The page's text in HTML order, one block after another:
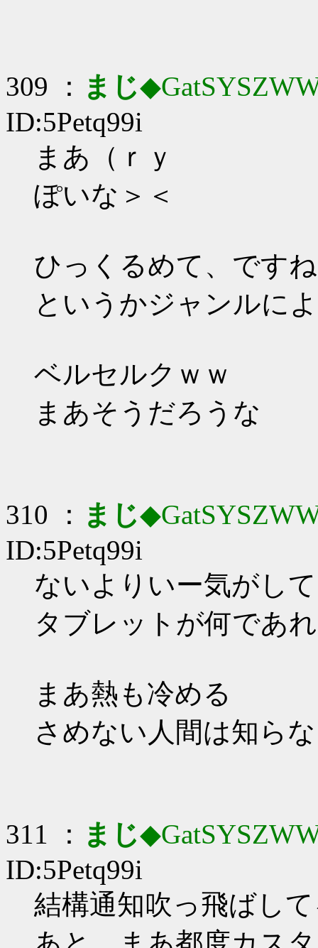
309 ： まじ
ID:5Petq99i
まあ（ｒｙ
ぽいな＞＜
ひっくるめて、ですね
というかジャンルに
ベルセルクｗｗ
まあそうだろうな
310 ： まじ
ID:5Petq99i
ないよりいー気がし
タブレットが何であ
まあ熱も冷める
さめない人間は知ら
311 ： まじ
ID:5Petq99i
結構通知吹っ飛ばし